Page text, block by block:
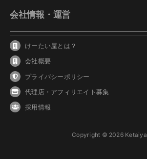
会社情報・運営
けーたい屋とは？
会社概要
プライバシーポリシー
代理店・アフィリエイト募集
採用情報
Copyright © 2026 Ketaiya